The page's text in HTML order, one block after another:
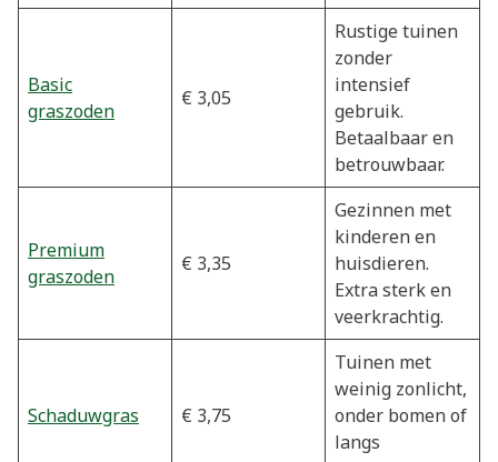
Basic
graszoden
€ 3,05
Rustige tuinen
zonder
intensief
gebruik.
Betaalbaar en
betrouwbaar.
Premium
graszoden
€ 3,35
Gezinnen met
kinderen en
huisdieren.
Extra sterk en
veerkrachtig.
Schaduwgras € 3,75
Tuinen met
weinig zonlicht,
onder bomen of
langs